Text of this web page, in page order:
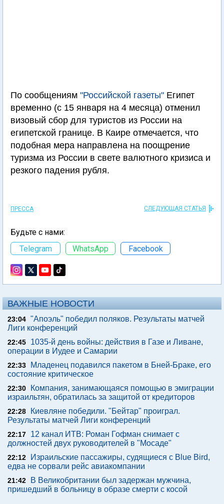
По сообщениям "Российской газеты" Египет
временно (с 15 января на 4 месяца) отменил
визовый сбор для туристов из России на
египетской границе. В Каире отмечается, что
подобная мера направлена на поощрение
туризма из России в свете валютного кризиса и
резкого падения рубля.
ПРЕССА СЛЕДУЮЩАЯ СТАТЬЯ
Будьте с нами:
Telegram
WhatsApp Facebook
ВАЖНЫЕ НОВОСТИ
23:04 "Апоэль" победил поляков. Результаты матчей
Лиги конференций
22:45
1035-й день войны: действия в Газе и Ливане,
операции в Иудее и Самарии
22:33
Младенец подавился пакетом в Бней-Браке, его
состояние критическое
22:30
Компания, занимающаяся помощью в эмиграции
израильтян, обратилась за защитой от кредиторов
22:28
Киевляне победили. "Бейтар" проиграл.
Результаты матчей Лиги конференций
22:17
12 канал ИТВ: Роман Гофман снимает с
должностей двух руководителей в "Мосаде"
22:12
Израильские пассажиры, судящиеся с Blue Bird,
едва не сорвали рейс авиакомпании
21:42
В Великобритании был задержан мужчина,
пришедший в больницу в образе смерти с косой